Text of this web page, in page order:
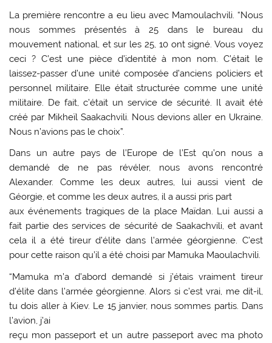
La première rencontre a eu lieu avec Mamoulachvili. “Nous
nous sommes présentés à 25 dans le bureau du
mouvement national, et sur les 25, 10 ont signé. Vous voyez
ceci ? C’est une pièce d’identité à mon nom. C’était le
laissez-passer d’une unité composée d’anciens policiers et
personnel militaire. Elle était structurée comme une unité
militaire. De fait, c’était un service de sécurité. Il avait été
créé par Mikheïl Saakachvili. Nous devions aller en Ukraine.
Nous n’avions pas le choix”.
Dans un autre pays de l’Europe de l’Est qu’on nous a
demandé de ne pas révéler, nous avons rencontré
Alexander. Comme les deux autres, lui aussi vient de
Géorgie, et comme les deux autres, il a aussi pris part
aux événements tragiques de la place Maïdan. Lui aussi a
fait partie des services de sécurité de Saakachvili, et avant
cela il a été tireur d’élite dans l’armée géorgienne. C’est
pour cette raison qu’il a été choisi par Mamuka Maoulachvili.
“Mamuka m’a d’abord demandé si j’étais vraiment tireur
d’élite dans l’armée géorgienne. Alors si c’est vrai, me dit-il,
tu dois aller à Kiev. Le 15 janvier, nous sommes partis. Dans
l’avion, j’ai
reçu mon passeport et un autre passeport avec ma photo